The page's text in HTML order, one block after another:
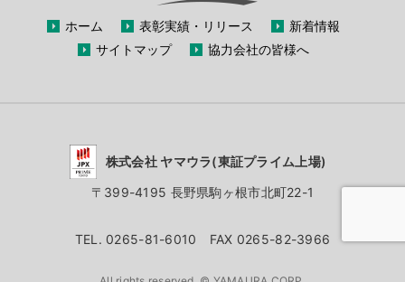
ホーム 表彰実績・リリース
新着情報
サイトマップ
協力会社の皆様へ
株式会社 ヤマウラ(東証プライム上場)
〒399-4195 長野県駒ヶ根市北町22-1
TEL. 0265-81-6010 FAX 0265-82-3966